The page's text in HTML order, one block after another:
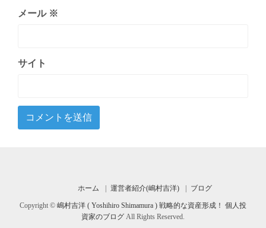
メール ※
サイト
ホーム 運営者紹介(嶋村吉洋) ブログ
Copyright © 嶋村吉洋 ( Yoshihiro Shimamura ) 戦略的な資産形成！ 個人投
資家のブログ All Rights Reserved.